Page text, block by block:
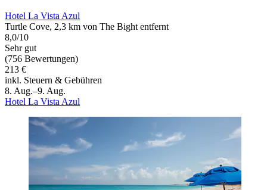
Hotel La Vista Azul
Turtle Cove, 2,3 km von The Bight entfernt
8,0/10
Sehr gut
(756 Bewertungen)
213 €
inkl. Steuern & Gebühren
8. Aug.–9. Aug.
Hotel La Vista Azul